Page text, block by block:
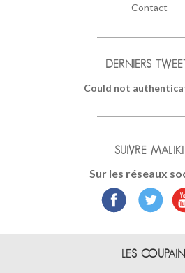
Contact
DERNIERS
Could not
SUIVRE MALIKI
Sur les réseaux
LES